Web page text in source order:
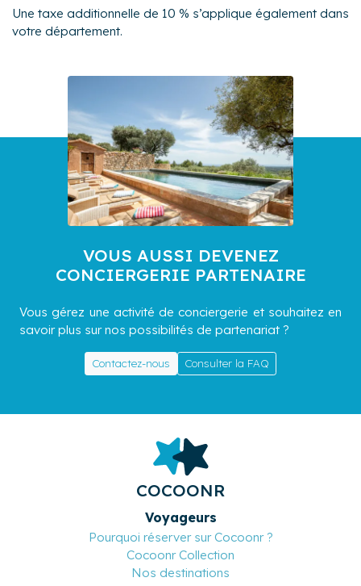
Une taxe additionnelle de 10 % s’applique également dans
votre département.
VOUS AUSSI DEVENEZ
CONCIERGERIE PARTENAIRE
Vous gérez une activité de conciergerie et souhaitez en
savoir plus sur nos possibilités de partenariat ?
Contactez-nous Consulter la FAQ
COCOONR
Voyageurs
Pourquoi réserver sur Cocoonr ?
Cocoonr Collection
Nos destinations